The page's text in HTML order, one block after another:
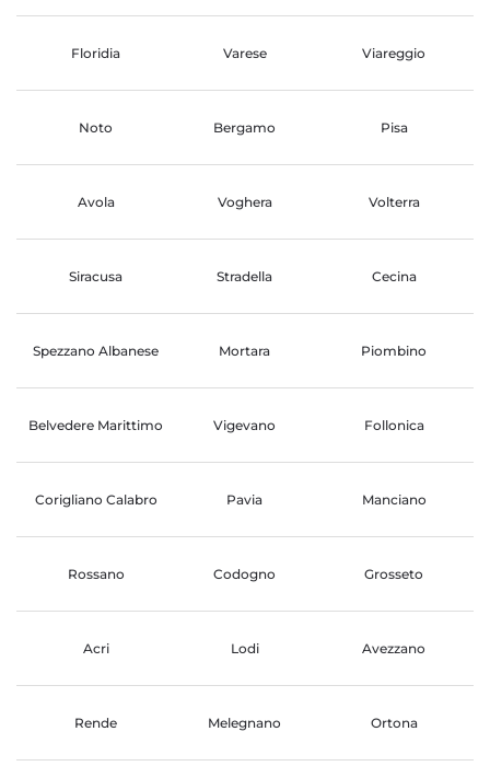
Floridia Varese Viareggio
Noto Bergamo Pisa
Avola Voghera Volterra
Siracusa Stradella Cecina
Spezzano Albanese Mortara Piombino
Belvedere Marittimo Vigevano Follonica
Corigliano Calabro Pavia Manciano
Rossano Codogno Grosseto
Acri Lodi Avezzano
Rende Melegnano Ortona